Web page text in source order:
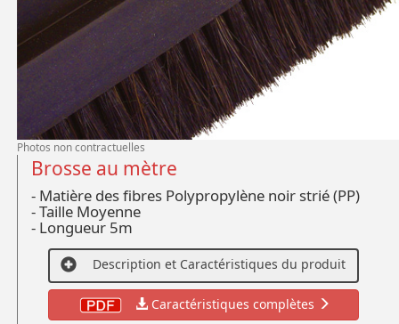
Photos non contractuelles
Brosse au mètre
- Matière des fibres Polypropylène noir strié (PP)
- Taille Moyenne
- Longueur 5m
Description et Caractéristiques du produit
Caractéristiques complètes